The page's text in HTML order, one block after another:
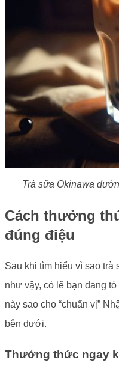
Trà sữa Okinawa
Cách thưởng
đúng điệu
Sau khi tìm hiểu vì sao
như vậy, có lẽ bạn đang
này sao cho “chuẩn vị”
bên dưới.
Thưởng thức ngay